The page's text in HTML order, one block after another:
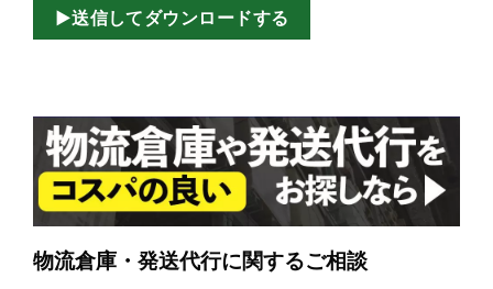
（６）開示対象個人情報の開示等および問い合わせ窓口に
提供記録の開示に応じます。(開示等に応ずる窓口は、下
記「当社の個人情報の取扱いに関する苦情、相談等の問合
せ先」を参照してください。)
（７）本人が容易に認識できない方法による個人情報の取
得
クッキーやウェブビーコン等を用いるなどして、本人が容
易に認識できない方法による個人情報の取得は行っており
物流倉庫・発送代行に関するご相談